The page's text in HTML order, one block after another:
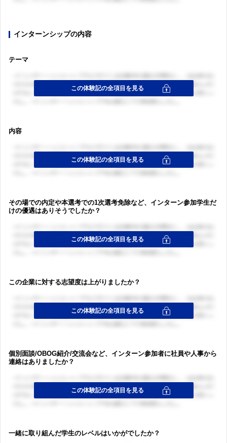
インターンシップの内容
テーマ
内容
その場での内定や本選考での1次選考免除など、インターン参加学生だ
けの優遇はありそうでしたか？
この企業に対する志望度は上がりましたか？
個別面談/OBOG紹介/交流会など、インターン参加者に社員や人事から
連絡はありましたか？
一緒に取り組んだ学生のレベルはいかがでしたか？